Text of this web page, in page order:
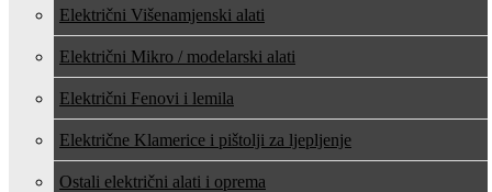
Električni Višenamjenski alati
Električni Mikro / modelarski alati
Električni Fenovi i lemila
Električne Klamerice i pištolji za ljepljenje
Ostali električni alati i oprema